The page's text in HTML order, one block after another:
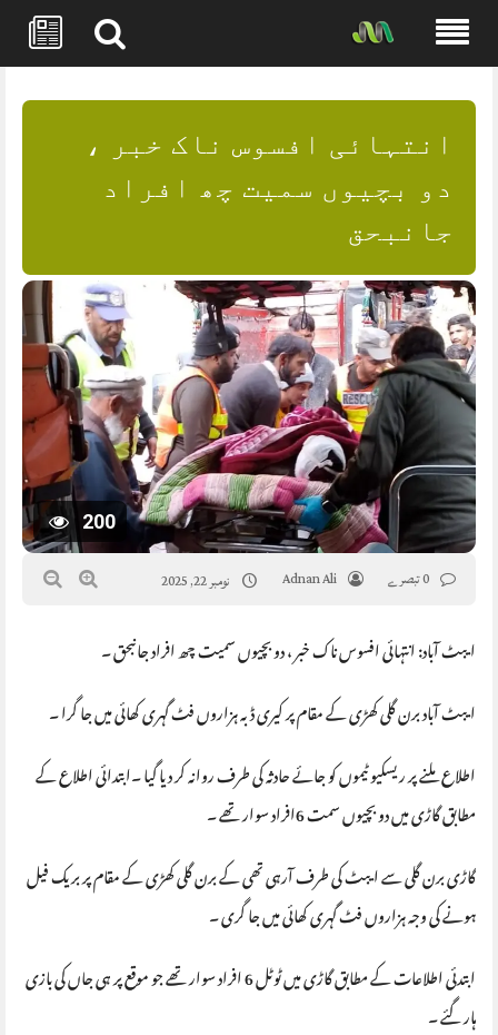
content
انتہائی افسوس ناک خبر ،
دو بچیوں سمیت چھ افراد
جانبحق
200
Adnan Ali نومبر 22, 2025
ایبٹ آباد: انتہائی افسوس ناک خبر ، دو بچیوں سمیت چھ افراد جانبحق ۔
ایبٹ آباد برن گلی کھڑی کے مقام پر کیری ڈبہ ہزاروں فٹ گہری کھائی میں جا گرا ۔
اطلاع ملنے پر ریسکیو ٹیموں کو جائے حادثہ کی طرف روانہ کر دیا گیا ۔ابتدائی اطلاع کے
مطابق گاڑی میں دو بچیوں سمت 6افراد سوار تھے ۔
گاڑی برن گلی سے ایبٹ کی طرف آرہی تھی کے برن گلی کھڑی کے مقام پر بریک فیل
ہونے کی وجہ ہزاروں فٹ گہری کھائی میں جا گری ۔
ابتدئی اطلاعات کے مطابق گاڑی میں ٹوٹل 6 افراد سوار تھے جو موقع پر ہی جاں کی بازی
ہار گئے ۔